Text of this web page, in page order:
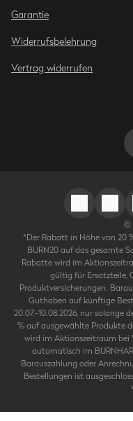
Garantie
Widerrufsbelehrung
Vertrag widerrufen
©
*Der Rabatt in Höhe von 20
BURN20 auf das gesamte
Rabatte wird im
gültig für Ersatzteile,
Produktversicherungen.
Guthaben auf künftige
20.07.-10.08.2026, nur solange
% auf ausgewählte Produkte
wird im Aktionszeitraum bei
automatisch im
Barauszahlung oder
Bestellungen ist